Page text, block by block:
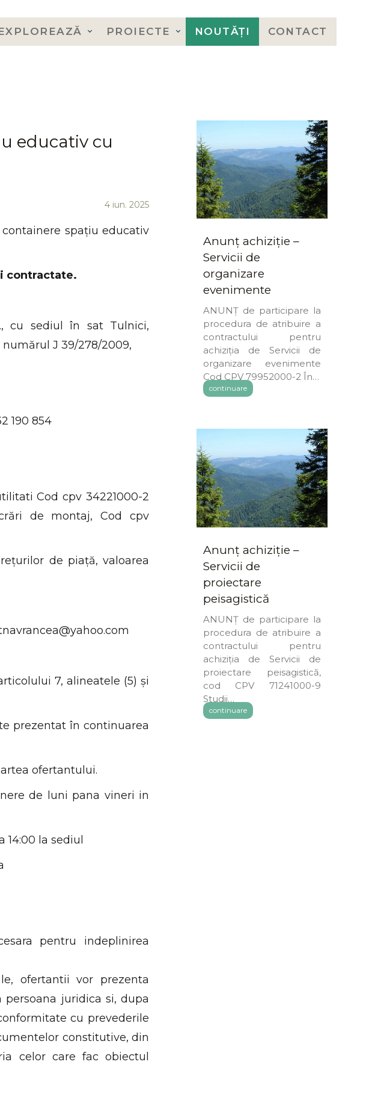
PROIECTE NOUTĂȚI CONTACT
educativ cu
4 iun. 2025
spațiu educativ
contractate.
cu sediul în sat Tulnici,
J 39/278/2009,
190 854
Cod cpv 34221000-2
de montaj, Cod cpv
de piață, valoarea
7, alineatele (5) și
prezentat în continuarea
ofertantului.
de luni pana vineri in
14:00 la sediul
pentru indeplinirea
ofertantii vor prezenta
juridica si, dupa
cu prevederile
constitutive, din
celor care fac obiectul
Anunț achiziție –
Servicii de
organizare
evenimente
ANUNȚ de participare la
procedura de atribuire a
contractului pentru
achiziția de Servicii de
organizare evenimente
Cod CPV 79952000-2 În…
continuare
Anunț achiziție –
Servicii de
proiectare
peisagistică
ANUNȚ de participare la
procedura de atribuire a
contractului pentru
achiziția de Servicii de
proiectare peisagistică,
cod CPV 71241000-9
Studii…
continuare